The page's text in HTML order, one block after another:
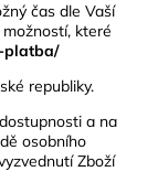
čas dle Vaší
které
platba/
republiky.
a na
osobního
Zboží